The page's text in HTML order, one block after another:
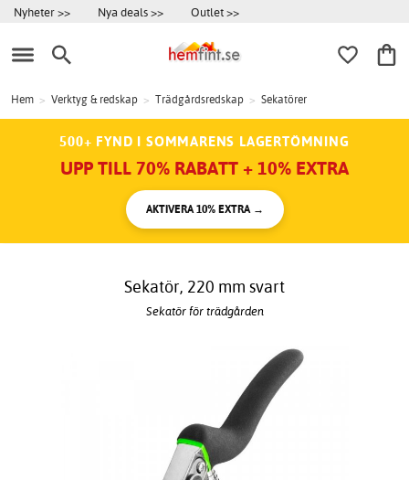
Nyheter >> Nya deals >> Outlet >>
Hem > Verktyg & redskap > Trädgårdsredskap > Sekatörer
500+ FYND I SOMMARENS LAGERTÖMNING
UPP TILL 70% RABATT + 10% EXTRA
AKTIVERA 10% EXTRA →
Sekatör, 220 mm svart
Sekatör för trädgården